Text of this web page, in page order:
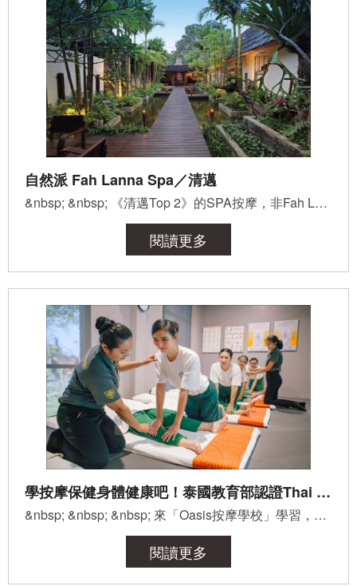
自然派 Fah Lanna Spa／清邁
&nbsp; &nbsp; 《清邁Top 2》的SPA按摩，非Fah Lanna莫屬；建築為純粹泰北風格與泰式庭園造景，能使您在...
閱讀更多
學按摩保健身體健康吧！泰國教育部認證Thai Oasis Spa School按摩學校
&nbsp; &nbsp; &nbsp; 來「Oasis按摩學校」學習，只要1~3天起，就能擁有新技能，每一吋的按壓、推移都...
閱讀更多